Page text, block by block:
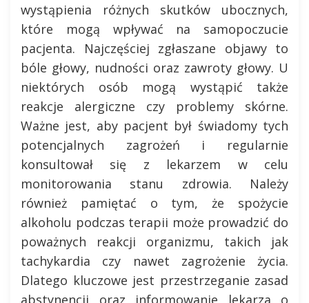
wystąpienia różnych skutków ubocznych,
które mogą wpływać na samopoczucie
pacjenta. Najczęściej zgłaszane objawy to
bóle głowy, nudności oraz zawroty głowy. U
niektórych osób mogą wystąpić także
reakcje alergiczne czy problemy skórne.
Ważne jest, aby pacjent był świadomy tych
potencjalnych zagrożeń i regularnie
konsultował się z lekarzem w celu
monitorowania stanu zdrowia. Należy
również pamiętać o tym, że spożycie
alkoholu podczas terapii może prowadzić do
poważnych reakcji organizmu, takich jak
tachykardia czy nawet zagrożenie życia.
Dlatego kluczowe jest przestrzeganie zasad
abstynencji oraz informowanie lekarza o